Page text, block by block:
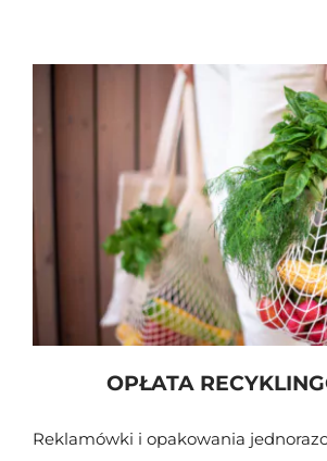
OPŁATA
Reklamówki i opakowania